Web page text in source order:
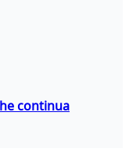
continua